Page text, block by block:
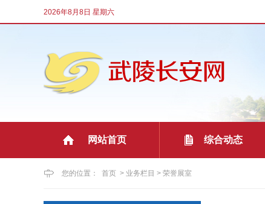
2026年8月8日 星期六
网站首页 综合动态
您的位置： 首页 > 业务栏目 > 荣誉展室